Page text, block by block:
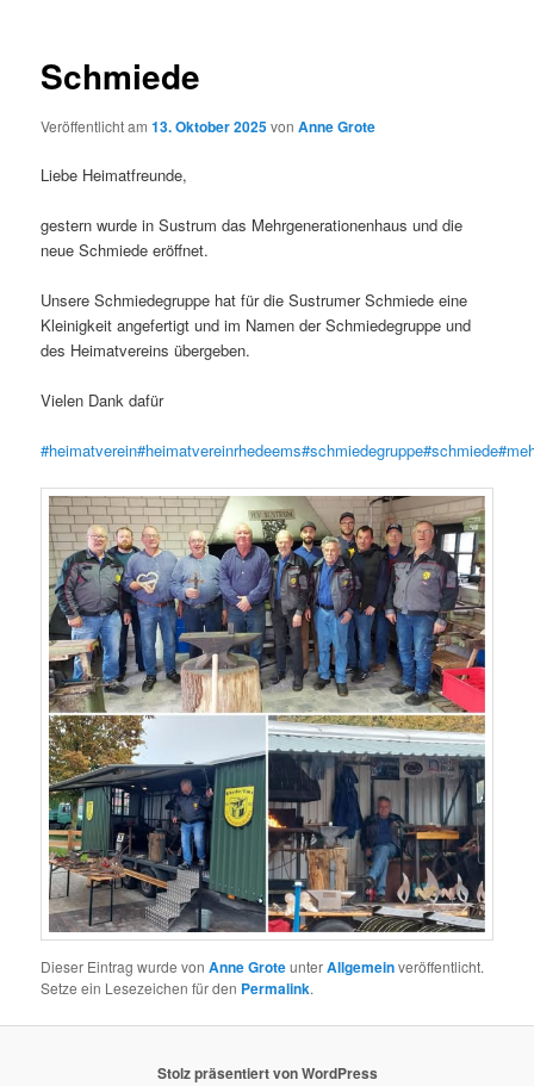
Schmiede
Veröffentlicht am13. Oktober 2025vonAnne Grote
Liebe Heimatfreunde,
gestern wurde in Sustrum das Mehrgenerationenhaus und die
neue Schmiede eröffnet.
Unsere Schmiedegruppe hat für die Sustrumer Schmiede eine
Kleinigkeit angefertigt und im Namen der Schmiedegruppe und
des Heimatvereins übergeben.
Vielen Dank dafür
#heimatverein#heimatvereinrhedeems#schmiedegruppe#schmiede
Dieser Eintrag wurde vonAnne GroteunterAllgemeinveröffentlicht.
Setze ein Lesezeichen für den Permalink.
Stolz präsentiert von WordPress